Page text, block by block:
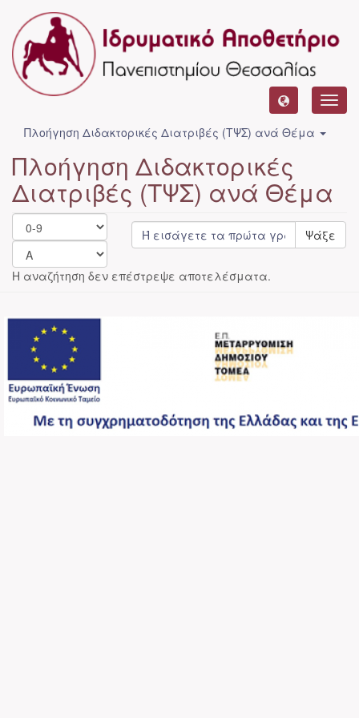
Πλοήγηση Διδακτορικές Διατριβές (ΤΨΣ) ανά Θέμα
Πλοήγηση Διδακτορικές
Διατριβές (ΤΨΣ) ανά Θέμα
Ψάξε
Η αναζήτηση δεν επέστρεψε αποτελέσματα.